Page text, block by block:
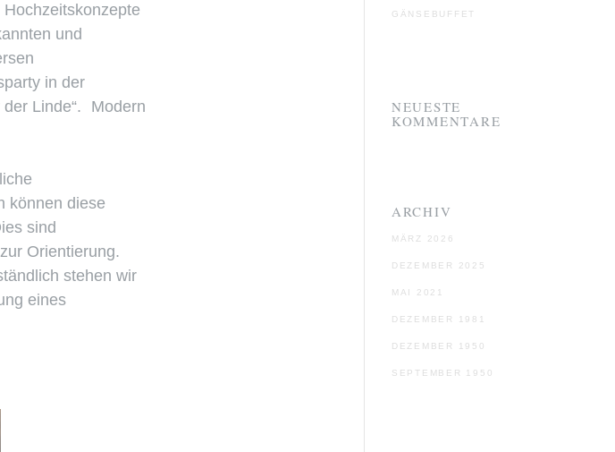
und
in der
der Linde“. Modern
können diese
sind
Orientierung.
stehen wir
eines
GÄNSEBUFFET
NEUESTE
KOMMENTARE
ARCHIV
MÄRZ 2026
DEZEMBER 2025
MAI 2021
DEZEMBER 1981
DEZEMBER 1950
SEPTEMBER 1950